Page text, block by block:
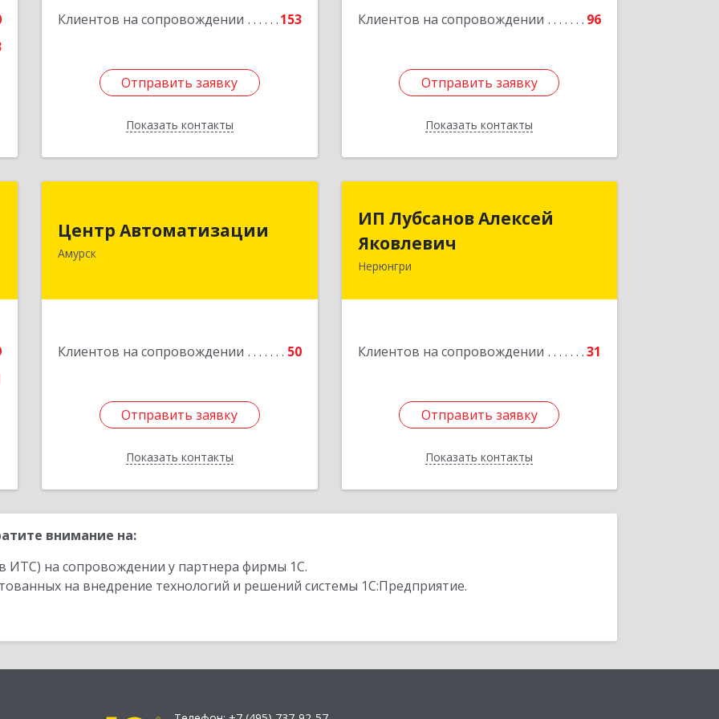
Клиентов на сопровождении 153
Отправить заявку
Показать контакты
Отправить заявку
Назад
Клиентов на сопровождении 96
Отправить заявку
Показать контакты
Подробнее
Отправить заявку
Назад
Центр Автоматизации
Амурск
Клиентов на сопровождении 50
Отправить заявку
Показать контакты
682640, Хабаровский край, Амурск г,
Подробнее
Отправить заявку
Назад
ИП Лубсанов Алексей
Яковлевич
Нерюнгри
Клиентов на сопровождении 31
Отправить заявку
Показать контакты
ИП Лубсанов Алексей
Яковлевич
Подробнее
Отправить заявку
Назад
внимание на:
ИТС) на сопровождении у партнера фирмы 1С.
на внедрение технологий и решений системы 1С:Предприятие.